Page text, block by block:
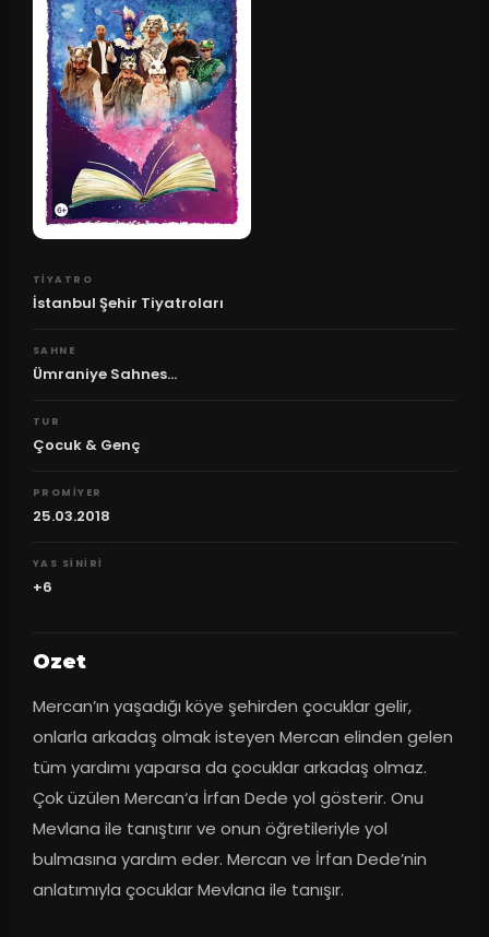
TIYATRO
İstanbul Şehir Tiyatroları
SAHNE
Ümraniye Sahnes...
TUR
Çocuk & Genç
PROMIYER
25.03.2018
YAS SINIRI
+6
Ozet
Mercan’ın yaşadığı köye şehirden çocuklar gelir,
onlarla arkadaş olmak isteyen Mercan elinden gelen
tüm yardımı yaparsa da çocuklar arkadaş olmaz.
Çok üzülen Mercan‘a İrfan Dede yol gösterir. Onu
Mevlana ile tanıştırır ve onun öğretileriyle yol
bulmasına yardım eder. Mercan ve İrfan Dede’nin
anlatımıyla çocuklar Mevlana ile tanışır.